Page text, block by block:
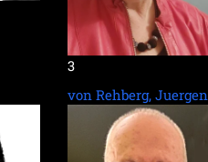
3
von Rehberg, Juergen